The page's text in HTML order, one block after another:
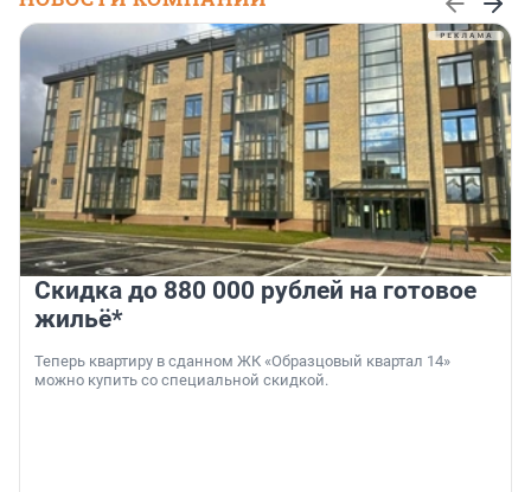
Скидка до 880 000 рублей на готовое
жильё*
Теперь квартиру в сданном ЖК «Образцовый квартал 14»
можно купить со специальной скидкой.